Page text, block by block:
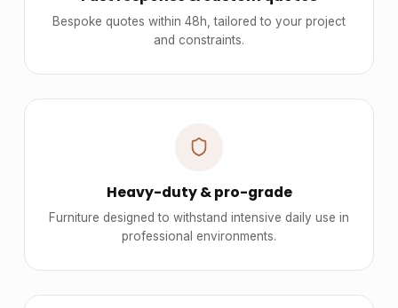
Bespoke quotes within 48h, tailored to your project
and constraints.
Heavy-duty & pro-grade
Furniture designed to withstand intensive daily use in
professional environments.